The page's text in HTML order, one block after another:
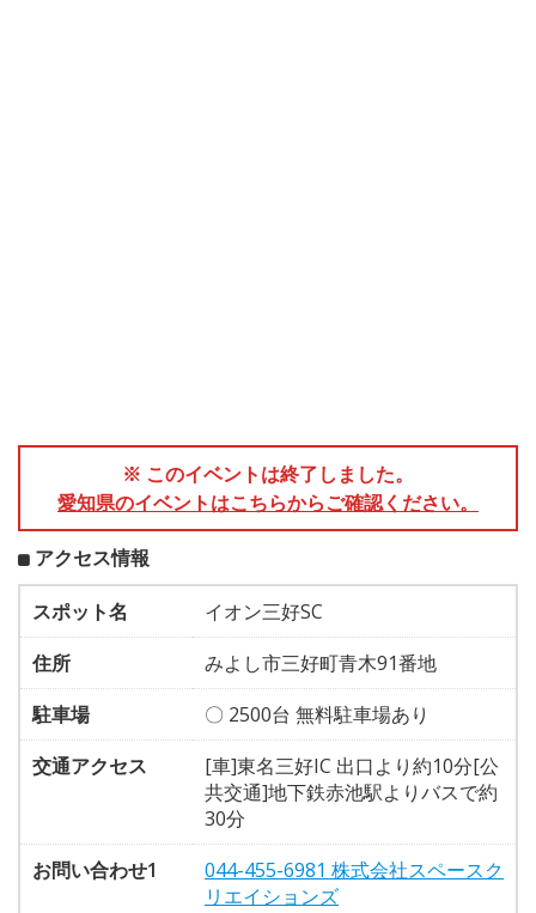
※ このイベントは終了しました。
愛知県のイベントはこちらからご確認ください。
アクセス情報
スポット名
イオン三好SC
住所
みよし市三好町青木91番地
駐車場
〇 2500台 無料駐車場あり
交通アクセス
[車]東名三好IC 出口より約10分[公
共交通]地下鉄赤池駅よりバスで約
30分
お問い合わせ1
044-455-6981 株式会社スペースク
リエイションズ